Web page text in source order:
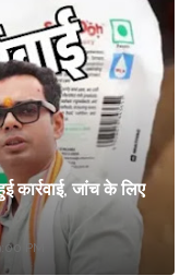
कार्रवाई, जांच के लिए
PM